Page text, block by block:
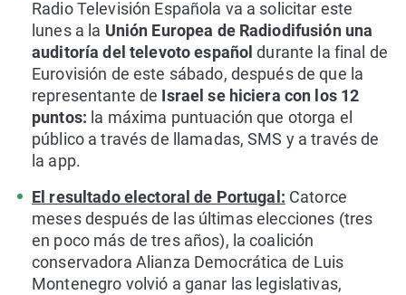
Radio Televisión Española va a solicitar este
lunes a la Unión Europea de Radiodifusión una
auditoría del televoto español durante la final de
Eurovisión de este sábado, después de que la
representante de Israel se hiciera con los 12
puntos: la máxima puntuación que otorga el
público a través de llamadas, SMS y a través de
la app.
El resultado electoral de Portugal: Catorce
meses después de las últimas elecciones (tres
en poco más de tres años), la coalición
conservadora Alianza Democrática de Luis
Montenegro volvió a ganar las legislativas,